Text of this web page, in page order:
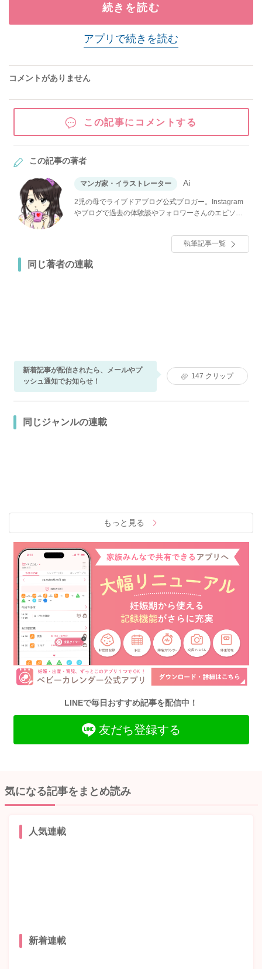
続きを読む
アプリで続きを読む
コメントがありません
この記事にコメントする
この記事の著者
マンガ家・イラストレーター Ai
2児の母でライブドアブログ公式ブロガー。Instagram
やブログで過去の体験談やフォロワーさんのエピソー
執筆記事一覧
同じ著者の連載
新着記事が配信されたら、メールやプ
ッシュ通知でお知らせ！
147 クリップ
同じジャンルの連載
もっと見る
LINEで毎日おすすめ記事を配信中！
友だち登録する
気になる記事をまとめ読み
人気連載
新着連載